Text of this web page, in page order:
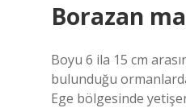
Borazan
Boyu 6 ila 15 cm
bulunduğu
Ege bölgesinde